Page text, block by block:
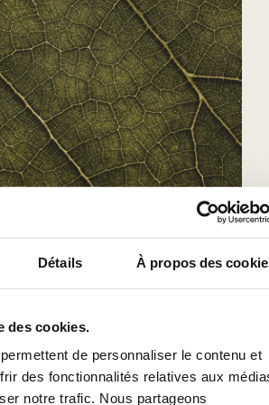
Détails À propos des
des cookies.
de personnaliser le contenu et
des fonctionnalités relatives aux
notre trafic. Nous partageons